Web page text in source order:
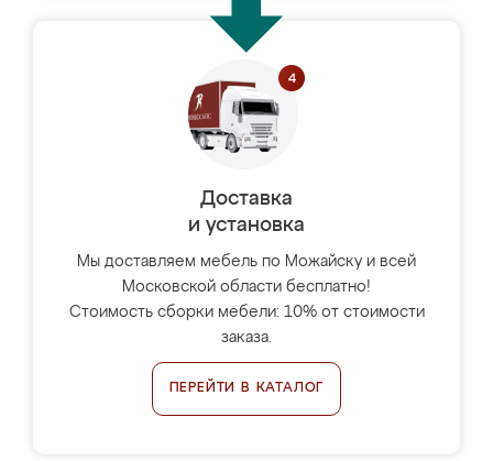
Доставка
и установка
Мы доставляем мебель по Можайску и всей
Московской области бесплатно!
Стоимость сборки мебели: 10% от стоимости
заказа.
ПЕРЕЙТИ В КАТАЛОГ